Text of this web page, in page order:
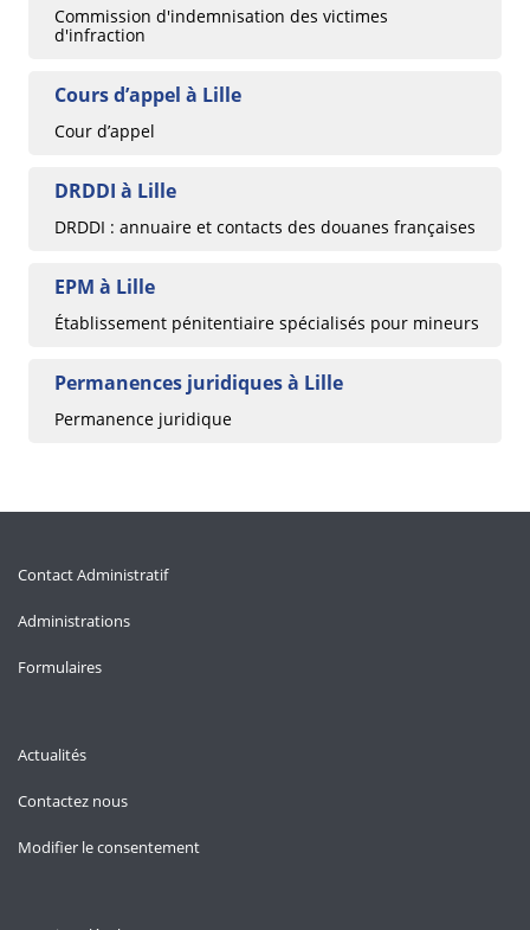
Commission d'indemnisation des victimes
d'infraction
Cours d’appel à Lille
Cour d’appel
DRDDI à Lille
DRDDI : annuaire et contacts des douanes françaises
EPM à Lille
Établissement pénitentiaire spécialisés pour mineurs
Permanences juridiques à Lille
Permanence juridique
Contact Administratif
Administrations
Formulaires
Actualités
Contactez nous
Modifier le consentement